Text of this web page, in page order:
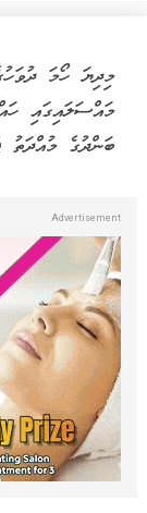
މިދިޔަ ހޯމަ
މައްސަލައިގައި
ބަންދުގެ މުއްދަތު